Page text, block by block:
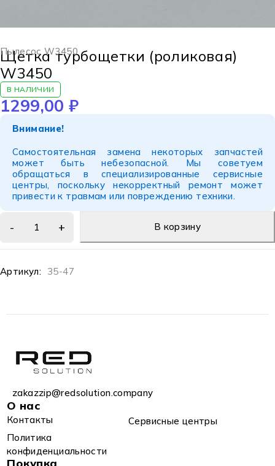
Пылесос W3450
Щетка турбощетки (роликовая)
W3450
В НАЛИЧИИ
1299,00 ₽
Внимание!
Самостоятельная замена некоторых запчастей
может быть небезопасной. Мы советуем
обращаться в специализированные сервисные
центры, поскольку некорректный ремонт может
привести к травмам или повреждению техники.
В корзину
Артикул: 35-47
zakazzip@redsolution.company
О нас
Контакты
Сервисные центры
Политика
конфиденциальности